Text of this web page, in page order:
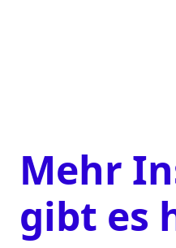
Mehr
gibt es